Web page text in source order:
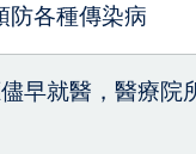
防各種傳染病
早就醫，醫療院